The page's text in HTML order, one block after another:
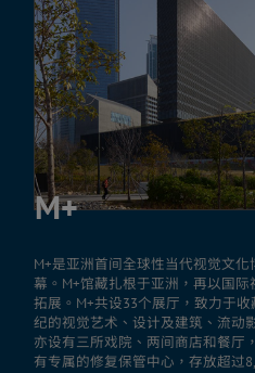
想了解更多，可浏览香港故宫文化
M+
M+是亚洲首间全球性当代视觉文
幕。M+馆藏扎根于亚洲，再以国
拓展。M+共设33个展厅，致力于
纪的视觉艺术、设计及建筑、流动
亦设有三所戏院、两间商店和餐厅
有专属的修复保管中心，存放超过